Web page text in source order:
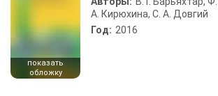
показать
обложку
А. Кирюхина, С. А. Довгий
Год: 2016